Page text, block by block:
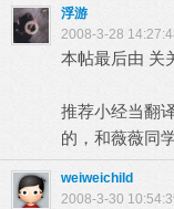
浮游
2008-3-28
本帖最后由 关
推荐小经当翻
的，和薇薇同
weiweichild
2008-3-30